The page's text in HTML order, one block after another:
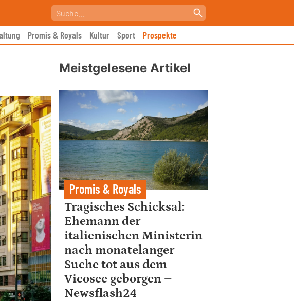
Promis & Royals Kultur Sport Prospekte
Meistgelesene Artikel
Promis & Royals
Tragisches Schicksal:
Ehemann der
italienischen Ministerin
nach monatelanger
Suche tot aus dem
Vicosee geborgen –
Newsflash24